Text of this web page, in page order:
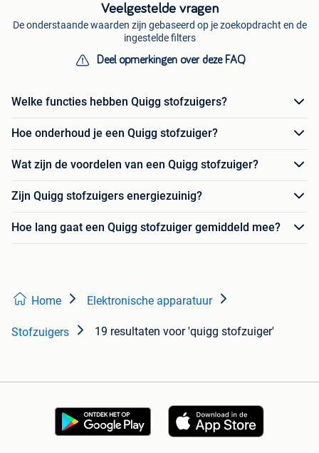
Veelgestelde vragen
De onderstaande waarden zijn gebaseerd op je zoekopdracht en de
ingestelde filters
Deel opmerkingen over deze FAQ
Welke functies hebben Quigg stofzuigers?
Hoe onderhoud je een Quigg stofzuiger?
Wat zijn de voordelen van een Quigg stofzuiger?
Zijn Quigg stofzuigers energiezuinig?
Hoe lang gaat een Quigg stofzuiger gemiddeld mee?
Home Elektronische apparatuur
Stofzuigers 19 resultaten voor 'quigg stofzuiger'